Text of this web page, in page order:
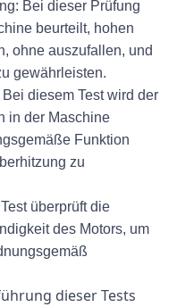
Bei dieser Prüfung
beurteilt, hohen
ohne auszufallen, und
gewährleisten.
diesem Test wird der
in der Maschine
Funktion
zu
überprüft die
des Motors, um
dieser Tests